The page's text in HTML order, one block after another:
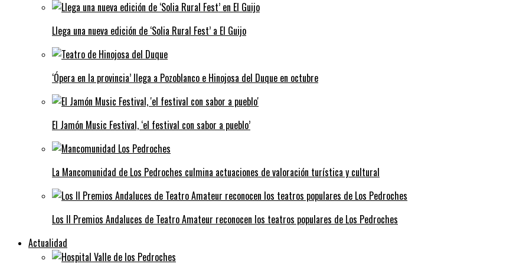
Llega una nueva edición de ‘Solia Rural Fest’ a El Guijo
‘Ópera en la provincia’ llega a Pozoblanco e Hinojosa del Duque en octubre
El Jamón Music Festival, ‘el festival con sabor a pueblo’
La Mancomunidad de Los Pedroches culmina actuaciones de valoración turística y cultural
Los II Premios Andaluces de Teatro Amateur reconocen los teatros populares de Los Pedroches
Actualidad